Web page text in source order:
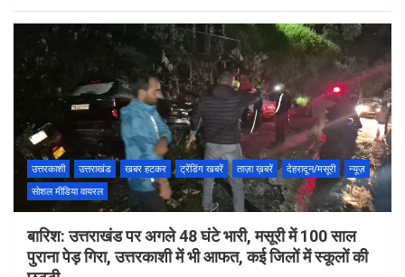
उत्तरकाशी उत्तराखंड खबर हटकर ट्रेंडिंग खबरें ताज़ा ख़बरें देहरादून/मसूरी
न्यूज़
सोशल मीडिया वायरल
बारिश: उत्तराखंड पर अगले 48 घंटे भारी, मसूरी में 100 साल
पुराना पेड़ गिरा, उत्तरकाशी में भी आफत, कई जिलों में स्कूलों की